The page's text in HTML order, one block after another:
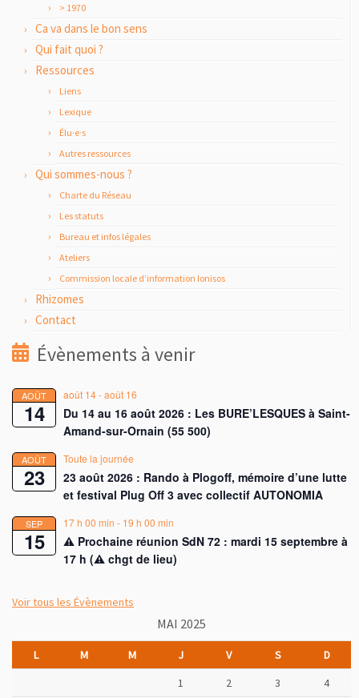
> 1970
Ca va dans le bon sens
Qui fait quoi ?
Ressources
Liens
Lexique
Élu·e·s
Autres ressources
Qui sommes-nous ?
Charte du Réseau
Les statuts
Bureau et infos légales
Ateliers
Commission locale d’information Ionisos
Rhizomes
Contact
Évènements à venir
AOÛT
14
août 14-août 16
Du 14 au 16 août 2026 : Les BURE’LESQUES à Saint-
Amand-sur-Ornain (55 500)
AOÛT
23
Toute la journée
23 août 2026 : Rando à Plogoff, mémoire d’une lutte
et festival Plug Off 3 avec collectif AUTONOMIA
SEP
15
17 h 00 min - 19 h 00 min
⚠︎ Prochaine réunion SdN 72 : mardi 15 septembre à
17 h (⚠︎ chgt de lieu)
Voir tous les Évènements
MAI 2025
L M M J V S
D
1
2 3
4